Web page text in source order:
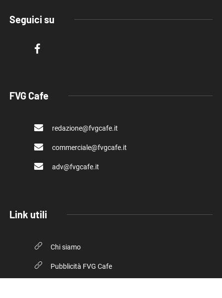
Seguici su
FVG Cafe
redazione@fvgcafe.it
commerciale@fvgcafe.it
adv@fvgcafe.it
Link utili
Chi siamo
Pubblicità FVG Cafe